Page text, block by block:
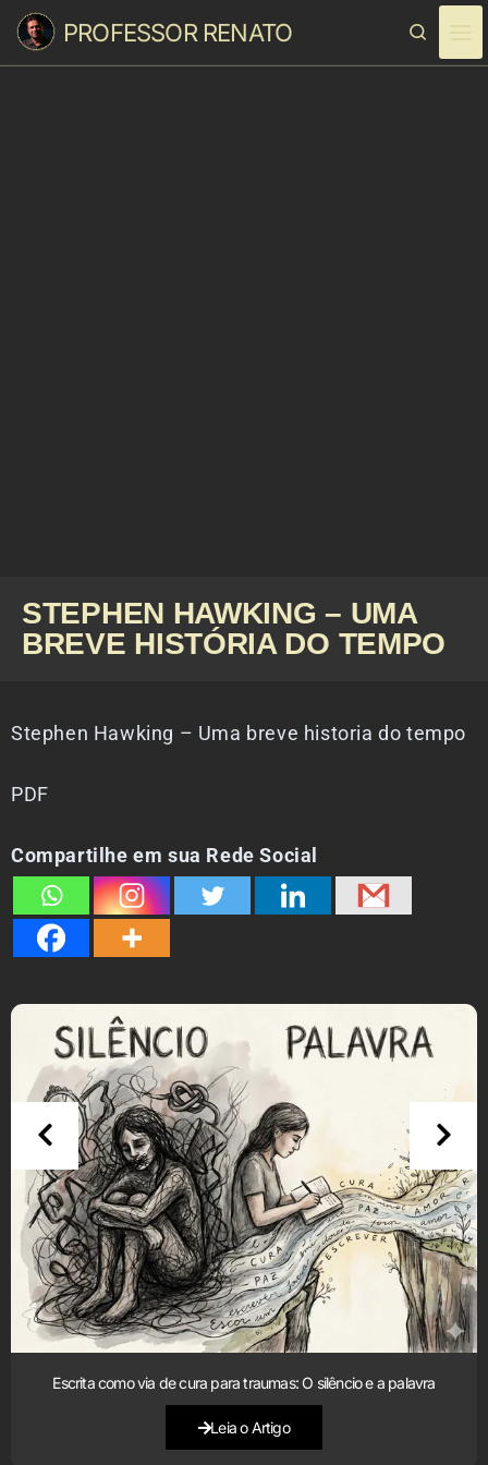
Skip to content
PROFESSOR RENATO
STEPHEN HAWKING – UMA
BREVE HISTÓRIA DO TEMPO
Stephen Hawking – Uma breve historia do tempo
PDF
Compartilhe em sua Rede Social
Escrita como via de cura para traumas: O silêncio e a palavra
Leia o Artigo